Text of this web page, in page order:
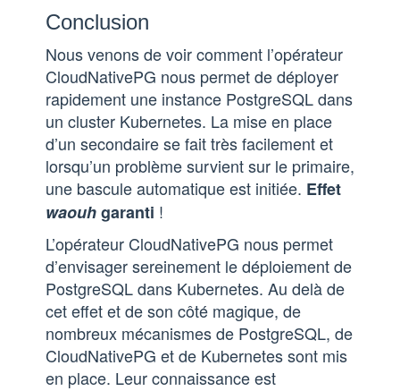
Conclusion
Nous venons de voir comment l’opérateur
CloudNativePG nous permet de déployer
rapidement une instance PostgreSQL dans
un cluster Kubernetes. La mise en place
d’un secondaire se fait très facilement et
lorsqu’un problème survient sur le primaire,
une bascule automatique est initiée. Effet
waouhgaranti !
L’opérateur CloudNativePG nous permet
d’envisager sereinement le déploiement de
PostgreSQL dans Kubernetes. Au delà de
cet effet et de son côté magique, de
nombreux mécanismes de PostgreSQL, de
CloudNativePG et de Kubernetes sont mis
en place. Leur connaissance est